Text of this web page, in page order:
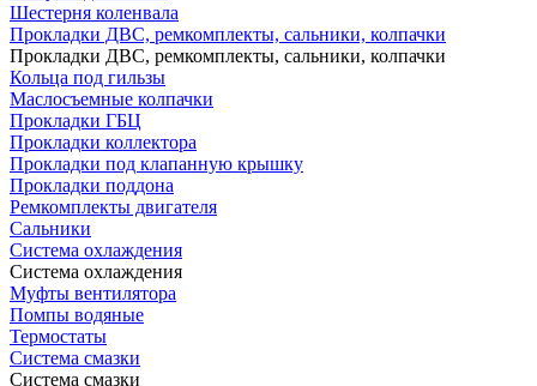
Шестерня коленвала
Прокладки ДВС, ремкомплекты, сальники, колпачки
Прокладки ДВС, ремкомплекты, сальники, колпачки
Кольца под гильзы
Маслосъемные колпачки
Прокладки ГБЦ
Прокладки коллектора
Прокладки под клапанную крышку
Прокладки поддона
Ремкомплекты двигателя
Сальники
Система охлаждения
Система охлаждения
Муфты вентилятора
Помпы водяные
Термостаты
Система смазки
Система смазки